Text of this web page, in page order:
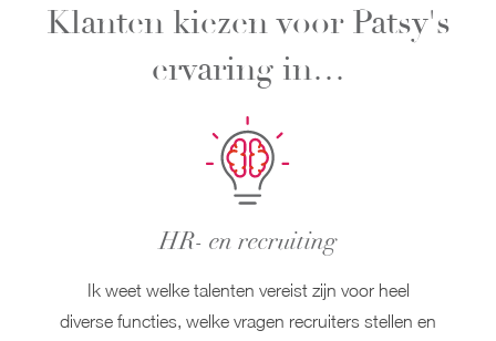
Klanten kiezen voor Patsy's
ervaring in…
HR- en recruiting
Ik weet welke talenten vereist zijn voor heel
diverse functies, welke vragen recruiters stellen en